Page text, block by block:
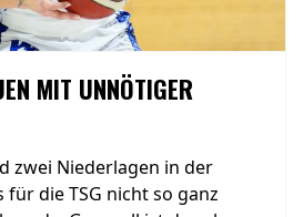
MIT UNNÖTIGER
zwei Niederlagen in der
die TSG nicht so ganz